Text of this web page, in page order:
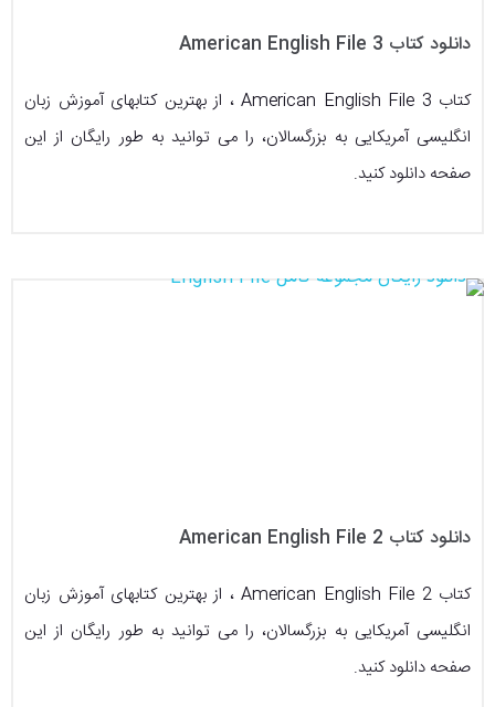
دانلود کتاب American English File 3
کتاب American English File 3 ، از بهترین کتابهای آموزش زبان
انگلیسی آمریکایی به بزرگسالان، را می توانید به طور رایگان از این
صفحه دانلود کنید.
دانلود کتاب American English File 2
کتاب American English File 2 ، از بهترین کتابهای آموزش زبان
انگلیسی آمریکایی به بزرگسالان، را می توانید به طور رایگان از این
صفحه دانلود کنید.